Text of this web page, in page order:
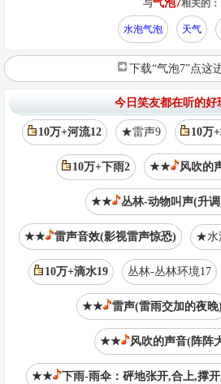
与气泡7相关的：
水泡气泡 天气
下载“气泡7”点这
今日笑友都在听的好
10万+河流12 ★雷声9 10万
10万+下雨2 ★★ 风吹的
★★ 丛林-动物叫声(升
★★ 雷声音效(影视雷声惊恐) ★水
10万+滴水19 丛林-丛林环境17
★★ 雷声(雷雨交加的夜晚)
★★ 风吹的声音(阵阵
★★ 下雨-雨伞：砰地张开,合上,撑